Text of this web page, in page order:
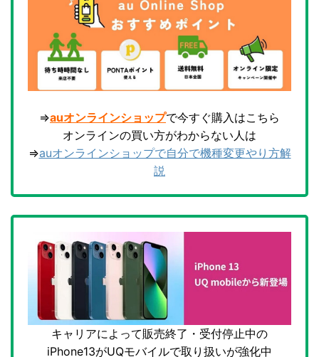
⇒auオンラインショップで今すぐ購入はこちら
オンラインの買い方がわからない人は
⇒auオンラインショップで自分で機種変更やり方解
説
キャリアによって販売終了・受付停止中の
iPhone13がUQモバイルで取り扱いが強化中